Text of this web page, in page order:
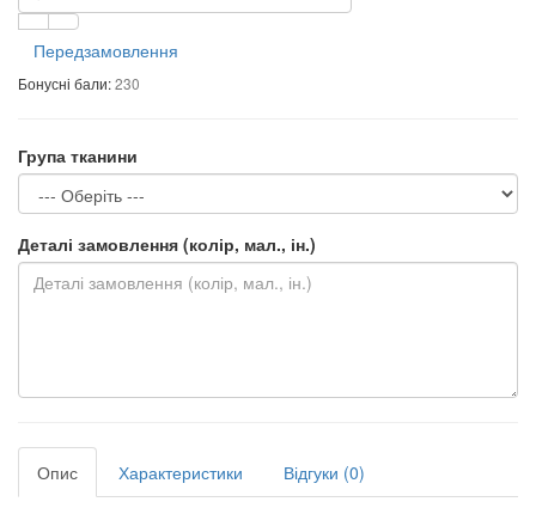
Передзамовлення
Бонусні бали:230
Група тканини
Деталі замовлення (колір, мал., ін.)
Опис Характеристики Відгуки (0)